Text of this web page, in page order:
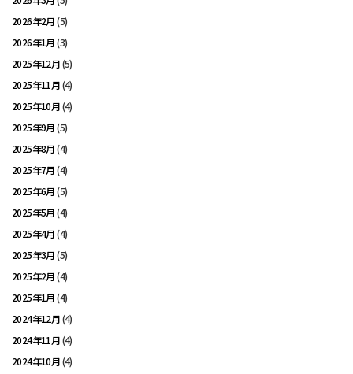
2026年2月(5)
2026年1月(3)
2025年12月(5)
2025年11月(4)
2025年10月(4)
2025年9月(5)
2025年8月(4)
2025年7月(4)
2025年6月(5)
2025年5月(4)
2025年4月(4)
2025年3月(5)
2025年2月(4)
2025年1月(4)
2024年12月(4)
2024年11月(4)
2024年10月(4)